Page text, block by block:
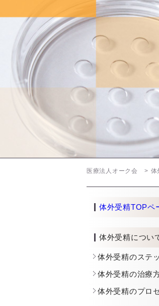
医療法人オーク会 体
体外受精TOPペ
体外受精につい
体外受精のステ
体外受精の治療
体外受精のプロ